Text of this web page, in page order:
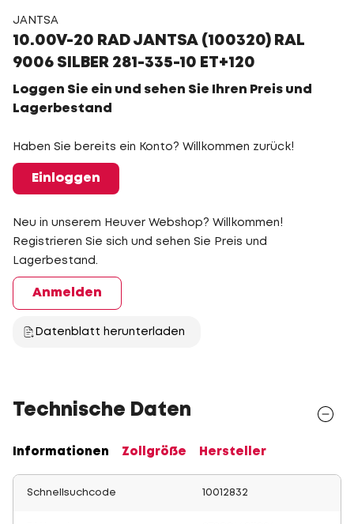
JANTSA
10.00V-20 RAD JANTSA (100320) RAL
9006 SILBER 281-335-10 ET+120
Loggen Sie ein und sehen Sie Ihren Preis und
Lagerbestand
Haben Sie bereits ein Konto? Willkommen zurück!
Einloggen
Neu in unserem Heuver Webshop? Willkommen!
Registrieren Sie sich und sehen Sie Preis und
Lagerbestand.
Anmelden
Datenblatt herunterladen
Technische Daten
Informationen Zollgröße Hersteller
Schnellsuchcode 10012832